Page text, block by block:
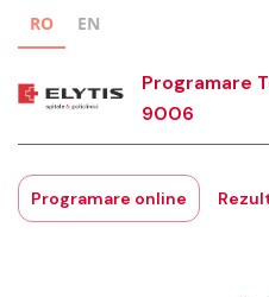
RO EN
Programare
9006
Programare online